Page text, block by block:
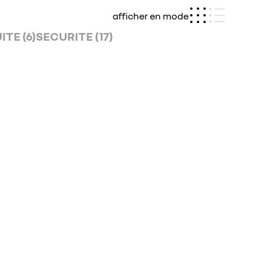
afficher en mode
(6)SECURITE (17)